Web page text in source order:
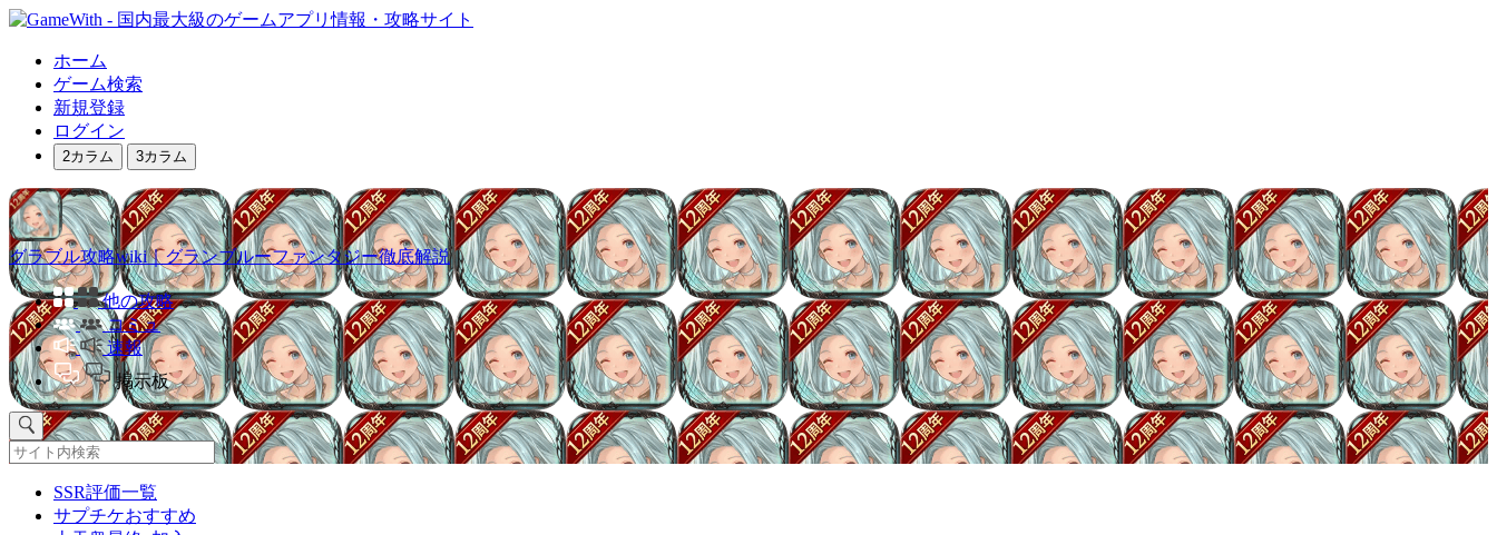
ホーム
ゲーム検索
新規登録
ログイン
2カラム 3カラム
グラブル攻略wiki｜グランブルーファンタジー徹底解説
他の攻略
コミュ
速報
掲示板
SSR評価一覧
サプチケおすすめ